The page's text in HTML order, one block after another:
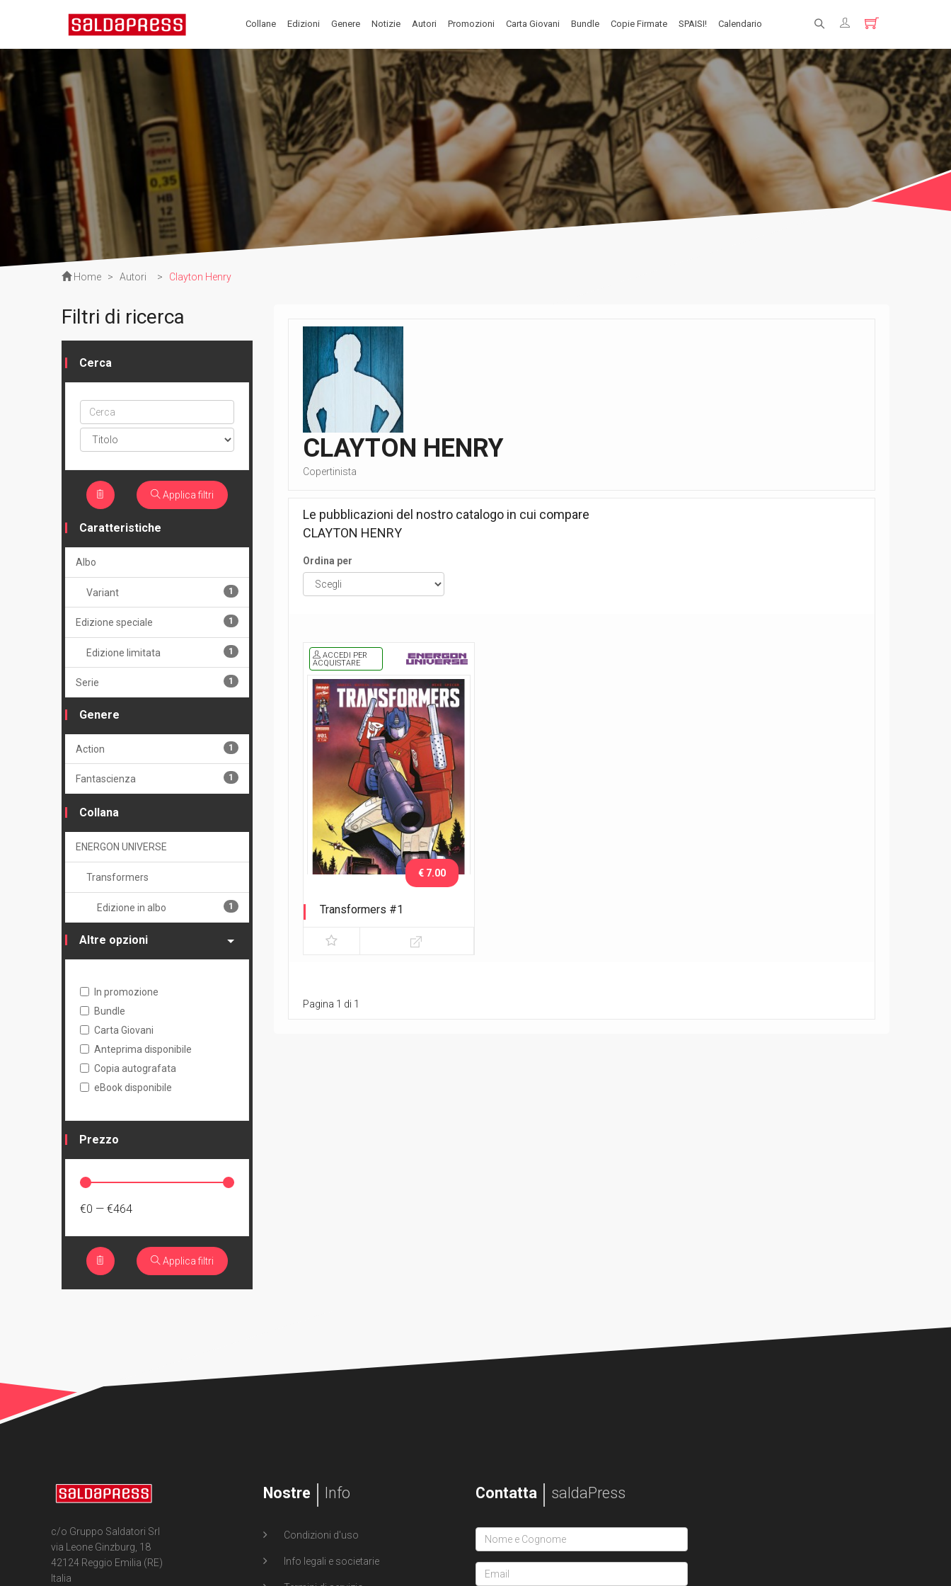
Collane Edizioni Genere Notizie Autori Promozioni Carta Giovani Bundle Copie Firmate SPAISI! Calendario
Registrati
Home > Autori > Clayton Henry
CLAYTON HENRY
Copertinista
Le pubblicazioni del nostro catalogo in cui compare
CLAYTON HENRY
Ordina per
ACCEDI PER
ACQUISTARE
Transformers #1
2026
€ 7.00
Pagina 1 di 1
Filtri di ricerca
Cerca
Cerca
ptype
Applica filtri
Caratteristiche
Albo
Variant 1
Edizione speciale 1
Edizione limitata 1
Serie 1
Genere
Action 1
Fantascienza 1
Collana
ENERGON UNIVERSE
Transformers
Edizione in albo 1
Altre opzioni
In promozione
Bundle
Carta Giovani
Anteprima disponibile
Copia autografata
eBook disponibile
Prezzo
€0 — €464
Applica filtri
c/o Gruppo Saldatori Srl
via Leone Ginzburg, 18
42124 Reggio Emilia (RE)
Italia
Nostre Info
Condizioni d'uso
Info legali e societarie
Contatta saldaPress